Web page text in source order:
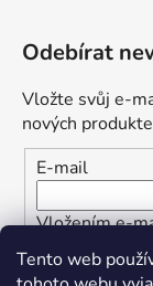
Tento web
Odebírat
Vložte svůj e-
nových
E-mail
Vložením e-
osobních údajů